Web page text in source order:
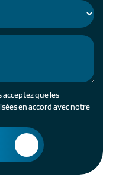
que les
en accord avec notre